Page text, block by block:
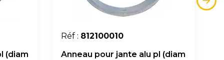
(diam
Réf : 812100010
Anneau pour jante alu pl (diam